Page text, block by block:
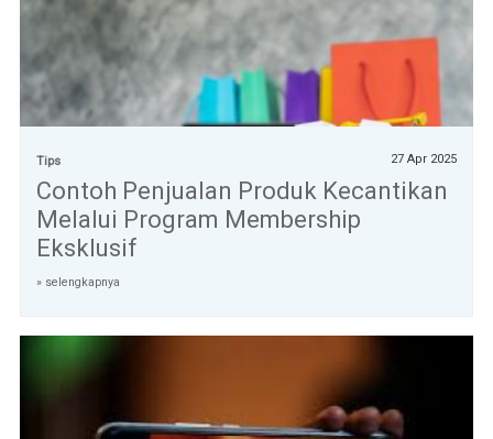
Tips 27 Apr 2025
Contoh Penjualan Produk Kecantikan
Melalui Program Membership
Eksklusif
» selengkapnya